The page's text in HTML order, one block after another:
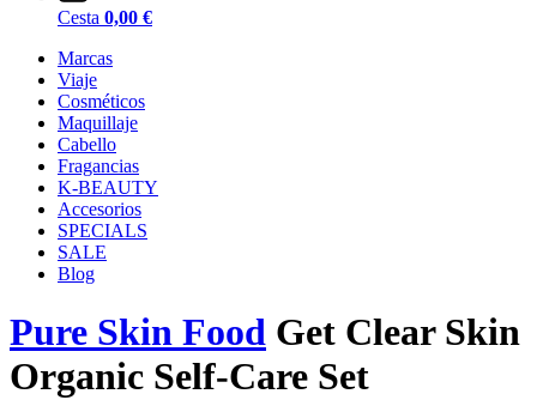
Cesta 0,00 €
Marcas
Viaje
Cosméticos
Maquillaje
Cabello
Fragancias
K-BEAUTY
Accesorios
SPECIALS
SALE
Blog
Pure Skin Food Get Clear Skin
Organic Self-Care Set